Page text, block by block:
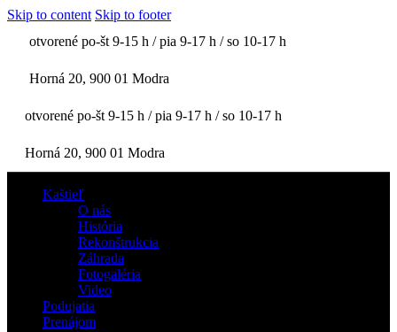
Skip to content Skip to footer
otvorené po-št 9-15 h / pia 9-17 h / so 10-17 h
Horná 20, 900 01 Modra
otvorené po-št 9-15 h / pia 9-17 h / so 10-17 h
Horná 20, 900 01 Modra
Kaštieľ
O nás
História
Rekonštrukcia
Záhrada
Fotogaléria
Video
Podujatia
Prenájom